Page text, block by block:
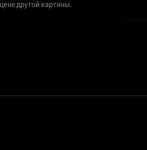
другой картины.